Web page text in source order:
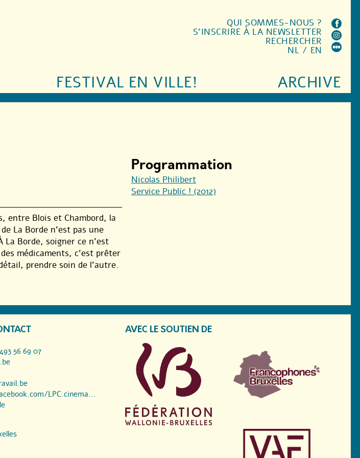
FESTIVAL EN VILLE! ARCHIVE
QUI SOMMES-NOUS ?
S'INSCRIRE À LA NEWSLETTER
RECHERCHER
NL / EN
entre Blois et Chambord, la
La Borde n’est pas une
Borde, soigner ce n’est
médicaments, c’est prêter
prendre soin de l’autre.
Programmation
Nicolas Philibert
Service Public ! (2012)
56 69 07
LPC.cinema...
AVEC LE SOUTIEN DE